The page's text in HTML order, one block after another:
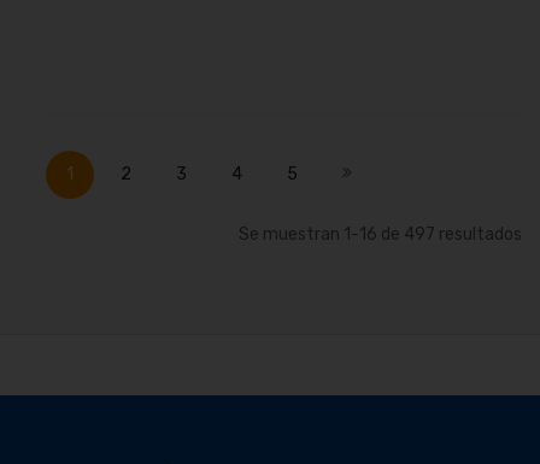
PáginaActualmente estás leyendo página
1 2 3 4 5
Se muestran 1 -16 de 497 resultados